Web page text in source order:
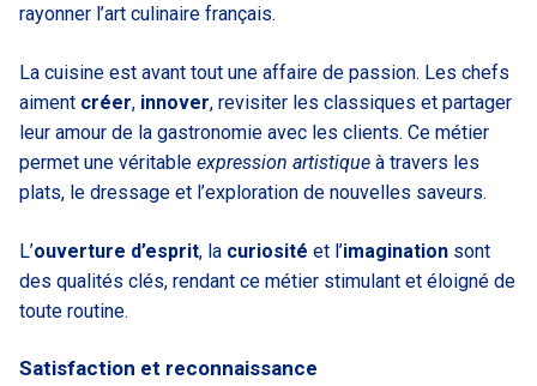
rayonner l’art culinaire français.
La cuisine est avant tout une affaire de passion. Les chefs
aiment créer, innover, revisiter les classiques et partager
leur amour de la gastronomie avec les clients. Ce métier
permet une véritable expression artistique à travers les
plats, le dressage et l’exploration de nouvelles saveurs.
L’ouverture d’esprit, la curiosité et l’imagination sont
des qualités clés, rendant ce métier stimulant et éloigné de
toute routine.
Satisfaction et reconnaissance